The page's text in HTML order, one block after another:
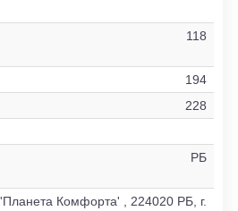
118
194
228
РБ
Комфорта' , 224020 РБ, г.